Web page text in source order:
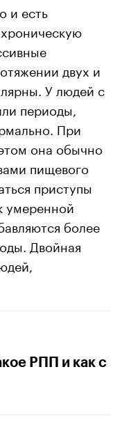
и есть
двух и
У людей с
периоды,
При
она обычно
пищевого
приступы
умеренной
более
Двойная
РПП и как с